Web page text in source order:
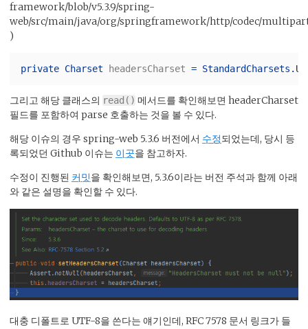
framework/blob/v5.3.9/spring-
web/src/main/java/org/springframework/http/codec/
)
private Charset headersCharset = StandardCharsets .
그리고 해당 클래스의 read() 메서드를 확인해보면 headerCharset
필드를 포함하여 parse 호출하는 것을 볼 수 있다.
해당 이슈의 경우 spring-web 5.3.6 버전에서 수정되었는데, 당시 등
록되었던 Github 이슈는 이곳을 참고하자.
수정이 진행된 커밋을 확인해보면, 5.3.6이라는 버전 주석과 함께 아래
와 같은 설명을 확인할 수 있다.
대충 디폴트로 UTF-8을 쓴다는 얘기인데, RFC 7578 문서 링크가 들